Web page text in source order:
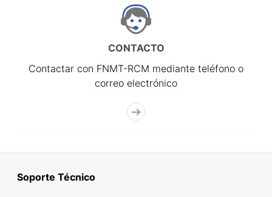
CONTACTO
Contactar con FNMT-RCM mediante teléfono o
correo electrónico
Soporte Técnico